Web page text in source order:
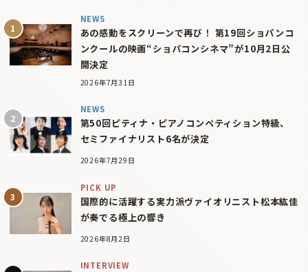
NEWS
あの感動をスクリーンで再び！ 第19回ショパンコ
ンクールの映画“ショパコンシネマ”が10月2日公
開決定
2026年7月31日
NEWS
第50回ピティナ・ピアノコンペティション特級、
セミファイナリスト6名が決定
2026年7月29日
PICK UP
国際的に活躍する実力派ヴァイオリニスト松本紘佳
が奏でる極上の響き
2026年8月2日
INTERVIEW